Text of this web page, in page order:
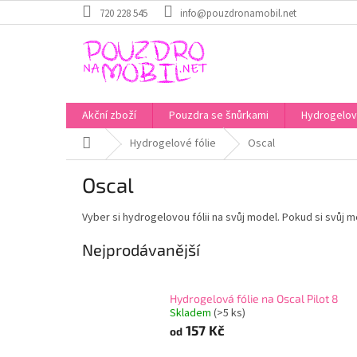
na
720 228 545 info@pouzdronamobil.net
Akční zboží Pouzdra se šnůrkami
Domů Hydrogelové fólie Oscal
Oscal
Vyber si hydrogelovou fólii na svůj model. Pokud si svůj
Nejprodávanější
Hydrogelová fólie na Oscal Pilot 8
Skladem (>5 ks)
od 157 Kč